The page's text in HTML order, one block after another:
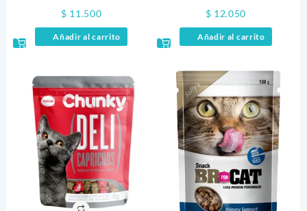
$ 11.500
Añadir al carrito
SALMON RECIPE X3
$ 12.050
Añadir al carrito